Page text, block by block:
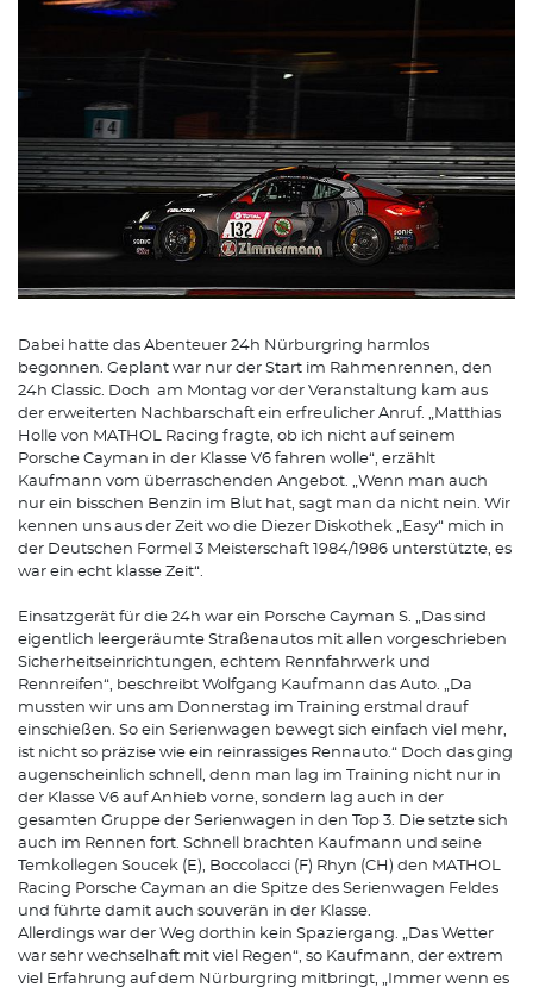
Dabei hatte das Abenteuer 24h Nürburgring harmlos
begonnen. Geplant war nur der Start im Rahmenrennen, den
24h Classic. Doch am Montag vor der Veranstaltung kam aus
der erweiterten Nachbarschaft ein erfreulicher Anruf. „Matthias
Holle von MATHOL Racing fragte, ob ich nicht auf seinem
Porsche Cayman in der Klasse V6 fahren wolle“, erzählt
Kaufmann vom überraschenden Angebot. „Wenn man auch
nur ein bisschen Benzin im Blut hat, sagt man da nicht nein. Wir
kennen uns aus der Zeit wo die Diezer Diskothek „Easy“ mich in
der Deutschen Formel 3 Meisterschaft 1984/1986 unterstützte, es
war ein echt klasse Zeit“.
Einsatzgerät für die 24h war ein Porsche Cayman S. „Das sind
eigentlich leergeräumte Straßenautos mit allen vorgeschrieben
Sicherheitseinrichtungen, echtem Rennfahrwerk und
Rennreifen“, beschreibt Wolfgang Kaufmann das Auto. „Da
mussten wir uns am Donnerstag im Training erstmal drauf
einschießen. So ein Serienwagen bewegt sich einfach viel mehr,
ist nicht so präzise wie ein reinrassiges Rennauto.“ Doch das ging
augenscheinlich schnell, denn man lag im Training nicht nur in
der Klasse V6 auf Anhieb vorne, sondern lag auch in der
gesamten Gruppe der Serienwagen in den Top 3. Die setzte sich
auch im Rennen fort. Schnell brachten Kaufmann und seine
Temkollegen Soucek (E), Boccolacci (F) Rhyn (CH) den MATHOL
Racing Porsche Cayman an die Spitze des Serienwagen Feldes
und führte damit auch souverän in der Klasse.
Allerdings war der Weg dorthin kein Spaziergang. „Das Wetter
war sehr wechselhaft mit viel Regen“, so Kaufmann, der extrem
viel Erfahrung auf dem Nürburgring mitbringt, „Immer wenn es